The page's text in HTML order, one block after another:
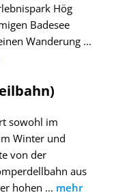
Hög
Badesee
Wanderung ...
sowohl im
Winter und
von der
aus
hohen ... mehr